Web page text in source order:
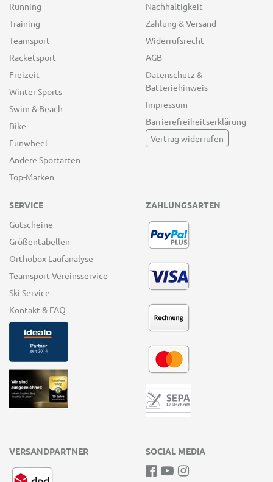
Running
Training
Teamsport
Racketsport
Freizeit
Winter Sports
Swim & Beach
Bike
Funwheel
Andere Sportarten
Top-Marken
Nachhaltigkeit
Zahlung & Versand
Widerrufsrecht
AGB
Datenschutz &
Batteriehinweis
Impressum
Barrierefreiheitserklärung
Vertrag widerrufen
SERVICE
Gutscheine
Größentabellen
Orthobox Laufanalyse
Teamsport Vereinsservice
Ski Service
Kontakt & FAQ
ZAHLUNGSARTEN
VERSANDPARTNER SOCIAL MEDIA